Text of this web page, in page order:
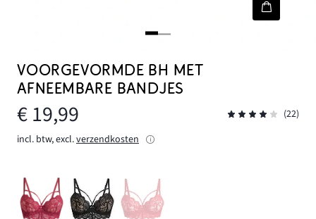
VOORGEVORMDE BH MET
AFNEEMBARE BANDJES
€ 19,99
(22)
incl. btw, excl.verzendkosten